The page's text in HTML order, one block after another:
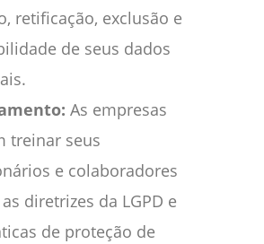
retificação, exclusão e
de seus dados
As empresas
treinar seus
e colaboradores
diretrizes da LGPD e
de proteção de